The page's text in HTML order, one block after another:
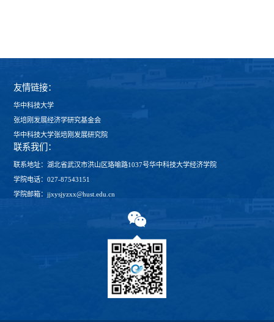
友情链接：
华中科技大学
张培刚发展经济学研究基金会
华中科技大学张培刚发展研究院
联系我们：
联系地址：湖北省武汉市洪山区珞喻路1037号华中科技大学经济学院
学院电话：027-87543151
学院邮箱：jjxysjyzxx@hust.edu.cn